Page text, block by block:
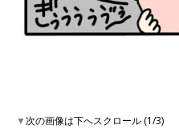
▼次の画像は下へスクロール (1/3)